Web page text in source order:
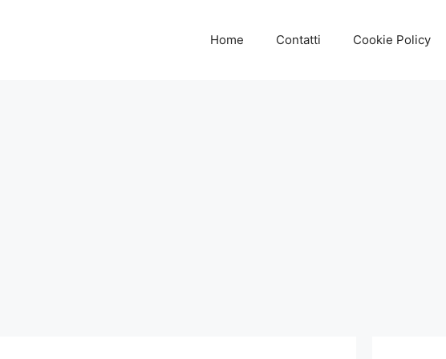
Home Contatti Cookie Policy